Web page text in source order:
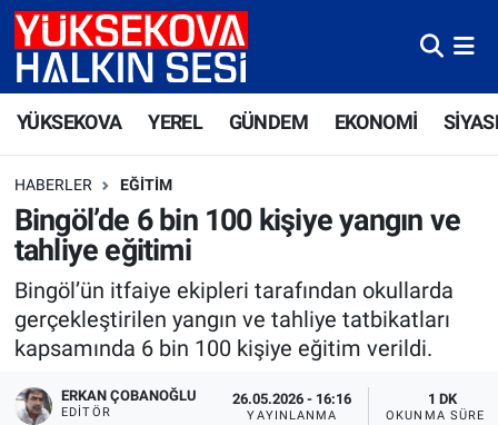
YÜKSEKOVA YEREL GÜNDEM EKONOMİ
HABERLER EĞITIM
Bingöl’de 6 bin 100 kişiye yangın ve
tahliye eğitimi
Bingöl’ün itfaiye ekipleri tarafından okullarda
gerçekleştirilen yangın ve tahliye tatbikatları
kapsamında 6 bin 100 kişiye eğitim verildi.
ERKAN ÇOBANOĞLU
EDITÖR
26.05.2026 - 16:16
YAYINLANMA
1 DK
OKUNMA SÜRESI
Yüksekova Nöbetçi Eczaneler
Süper Lig Puan Durumu ve Fikstür
Tüm Manşetler